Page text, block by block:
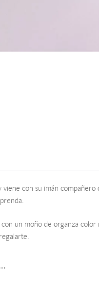
con su imán
un moño de organza